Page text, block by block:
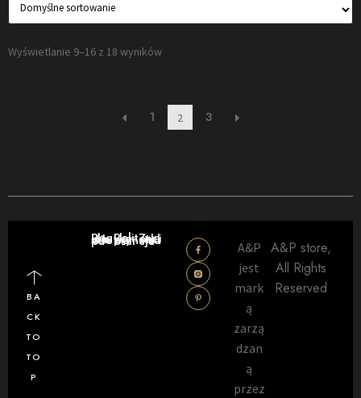
Wyświetlanie 9–16 z 18 wyników
1 2 3
Regulamin sklepu Polityka prywatności Zwroty i reklamacje
BA
CK
TO
TO
P
A&P
jest
mark
ą
zarzą
dzan
ą
przez
A&P store,
All Rights
Reserved